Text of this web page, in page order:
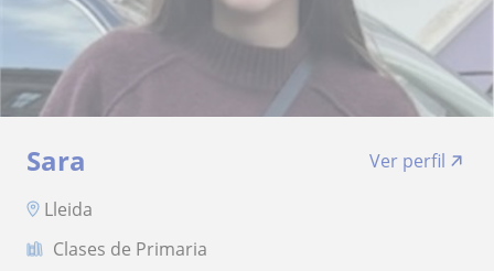
Sara
Ver perfil
Lleida
Clases de Primaria